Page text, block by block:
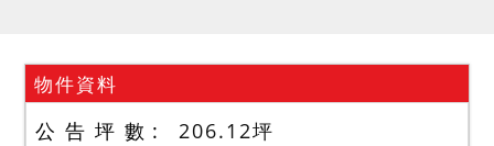
物件資料
公 告 坪 數 206.12坪